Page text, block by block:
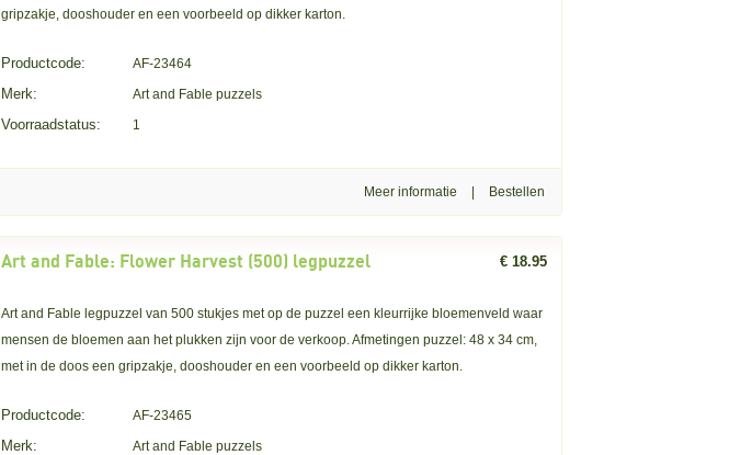
gripzakje, dooshouder en een voorbeeld op dikker karton.
Productcode: AF-23464
Merk: Art and Fable puzzels
Voorraadstatus: 1
Meer informatie
Art and Fable: Flower Harvest (500) legpuzzel € 18.95
Art and Fable legpuzzel van 500 stukjes met op de puzzel een kleurrijke bloemenveld waar
mensen de bloemen aan het plukken zijn voor de verkoop. Afmetingen puzzel: 48 x 34 cm,
met in de doos een gripzakje, dooshouder en een voorbeeld op dikker karton.
Productcode: AF-23465
Merk: Art and Fable puzzels